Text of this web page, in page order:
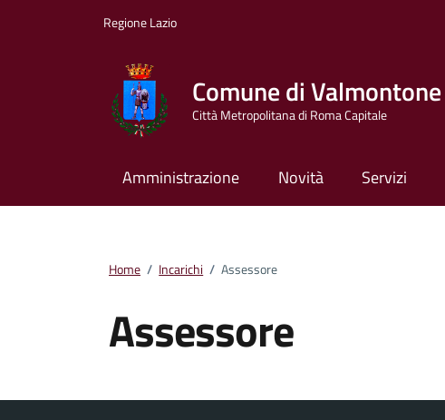
Regione Lazio
Comune di Valmontone
Città Metropolitana di Roma Capitale
Amministrazione Novità Servizi
Home / Incarichi / Assessore
Assessore